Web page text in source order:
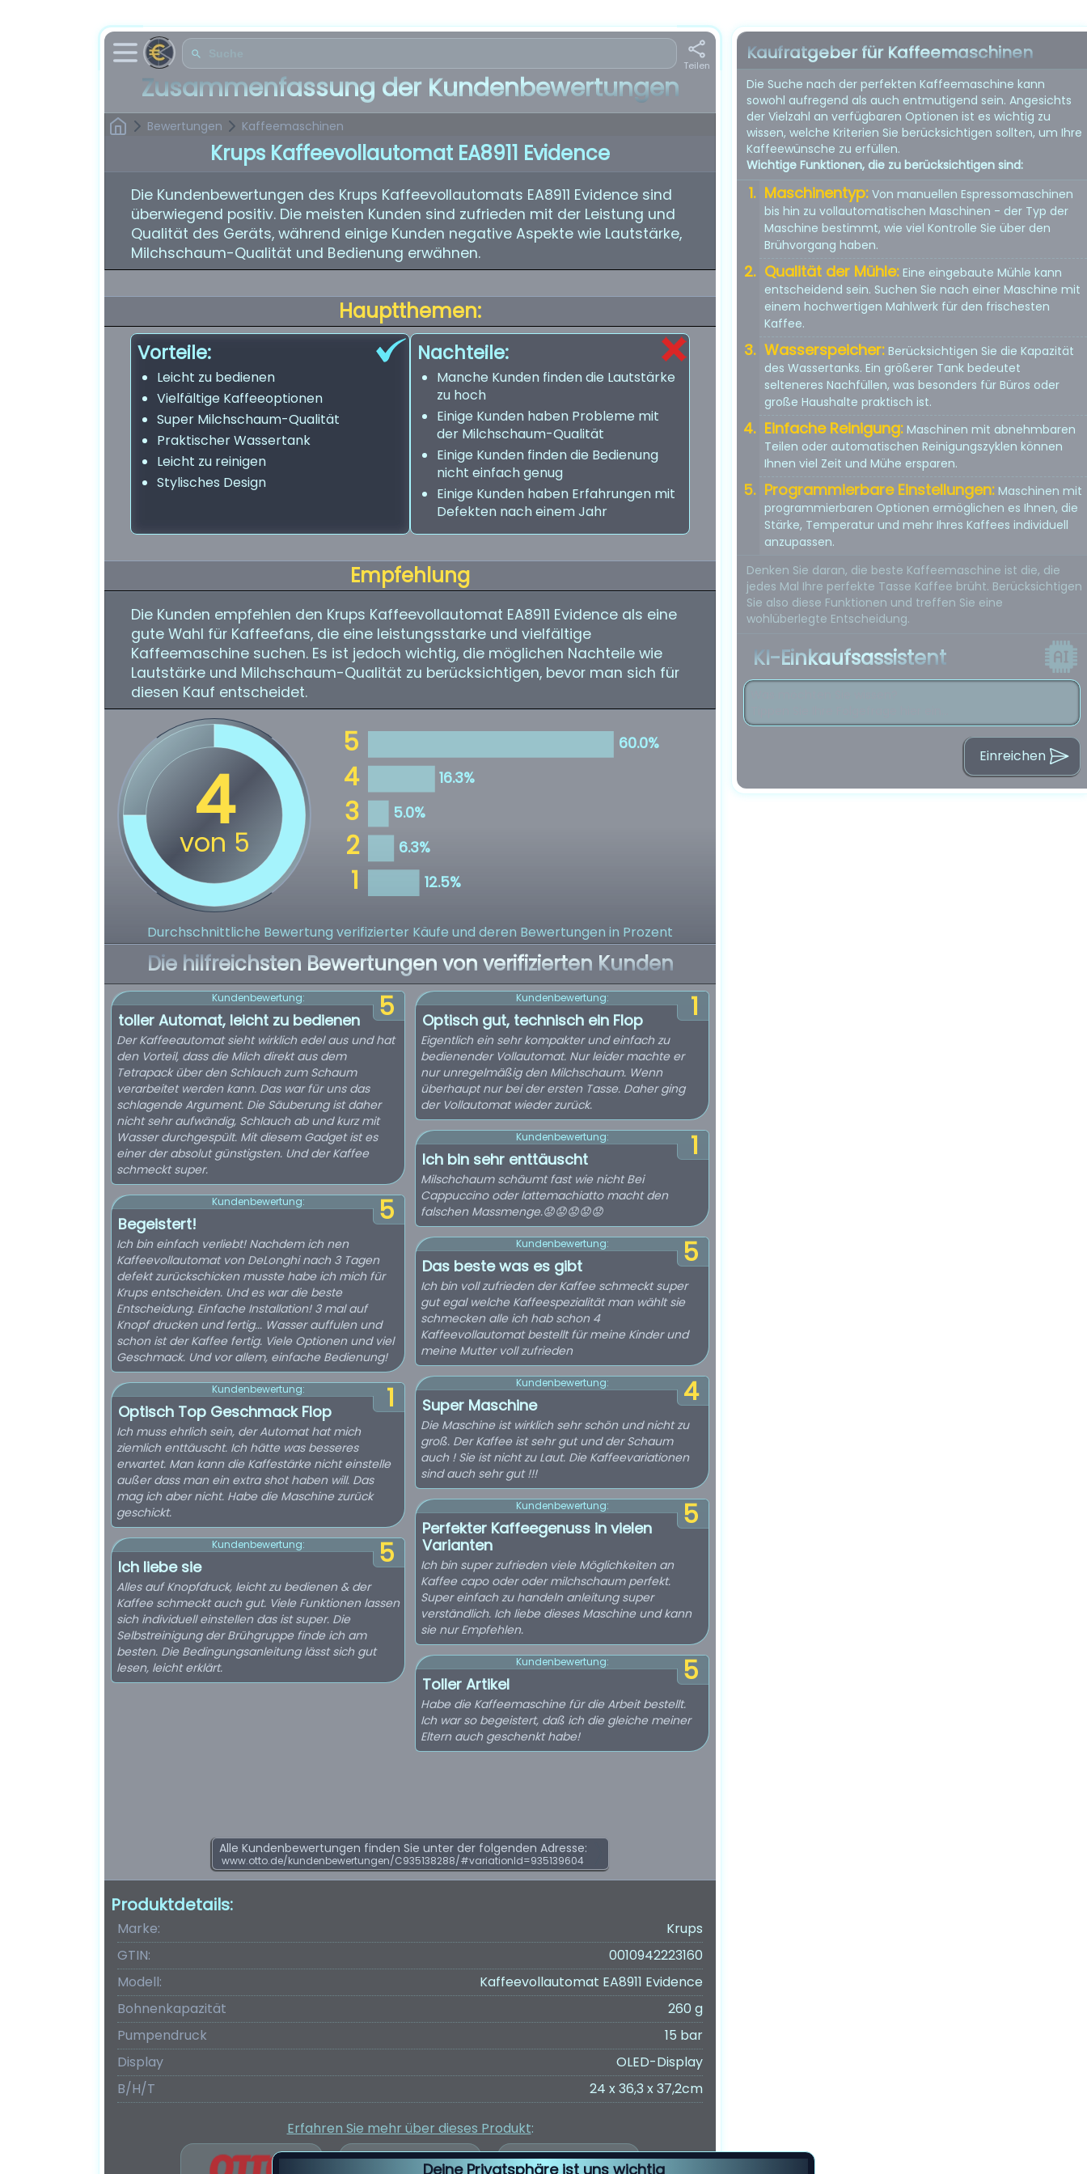
Deine Privatsphäre ist uns wichtig
Teilen
Zusammenfassung der Kundenbewertungen
Bewertungen Kaffeemaschinen
Krups Kaffeevollautomat EA8911 Evidence
Die Kundenbewertungen des Krups Kaffeevollautomats EA8911 Evidence sind
überwiegend positiv. Die meisten Kunden sind zufrieden mit der Leistung und
Qualität des Geräts, während einige Kunden negative Aspekte wie Lautstärke,
Milchschaum-Qualität und Bedienung erwähnen.
Hauptthemen:
Vorteile:
Leicht zu bedienen
Vielfältige Kaffeeoptionen
Super Milchschaum-Qualität
Praktischer Wassertank
Leicht zu reinigen
Stylisches Design
Nachteile:
Manche Kunden finden die Lautstärke
zu hoch
Einige Kunden haben Probleme mit
der Milchschaum-Qualität
Einige Kunden finden die Bedienung
nicht einfach genug
Einige Kunden haben Erfahrungen mit
Defekten nach einem Jahr
Empfehlung
Die Kunden empfehlen den Krups Kaffeevollautomat EA8911 Evidence als eine
gute Wahl für Kaffeefans, die eine leistungsstarke und vielfältige
Kaffeemaschine suchen. Es ist jedoch wichtig, die möglichen Nachteile wie
Lautstärke und Milchschaum-Qualität zu berücksichtigen, bevor man sich für
diesen Kauf entscheidet.
Durchschnittliche Bewertung verifizierter Käufe und deren Bewertungen in Prozent
Die hilfreichsten Bewertungen von verifizierten Kunden
5
Kundenbewertung:
toller Automat, leicht zu bedienen
Der Kaffeeautomat sieht wirklich edel aus und hat
den Vorteil, dass die Milch direkt aus dem
Tetrapack über den Schlauch zum Schaum
verarbeitet werden kann. Das war für uns das
schlagende Argument. Die Säuberung ist daher
nicht sehr aufwändig, Schlauch ab und kurz mit
Wasser durchgespült. Mit diesem Gadget ist es
einer der absolut günstigsten. Und der Kaffee
schmeckt super.
5
Kundenbewertung:
Begeistert!
Ich bin einfach verliebt! Nachdem ich nen
Kaffeevollautomat von DeLonghi nach 3 Tagen
defekt zurückschicken musste habe ich mich für
Krups entscheiden. Und es war die beste
Entscheidung. Einfache Installation! 3 mal auf
Knopf drucken und fertig... Wasser auffulen und
schon ist der Kaffee fertig. Viele Optionen und viel
Geschmack. Und vor allem, einfache Bedienung!
1
Kundenbewertung:
Optisch Top Geschmack Flop
Ich muss ehrlich sein, der Automat hat mich
ziemlich enttäuscht. Ich hätte was besseres
erwartet. Man kann die Kaffestärke nicht einstelle
außer dass man ein extra shot haben will. Das
mag ich aber nicht. Habe die Maschine zurück
geschickt.
5
Kundenbewertung:
Ich liebe sie
Alles auf Knopfdruck, leicht zu bedienen & der
Kaffee schmeckt auch gut. Viele Funktionen lassen
sich individuell einstellen das ist super. Die
Selbstreinigung der Brühgruppe finde ich am
besten. Die Bedingungsanleitung lässt sich gut
lesen, leicht erklärt.
1
Kundenbewertung:
Optisch gut, technisch ein Flop
Eigentlich ein sehr kompakter und einfach zu
bedienender Vollautomat. Nur leider machte er
nur unregelmäßig den Milchschaum. Wenn
überhaupt nur bei der ersten Tasse. Daher ging
der Vollautomat wieder zurück.
1
Kundenbewertung:
Ich bin sehr enttäuscht
Milschchaum schäumt fast wie nicht Bei
Cappuccino oder lattemachiatto macht den
falschen Massmenge.😟😟😟😟😟
5
Kundenbewertung:
Das beste was es gibt
Ich bin voll zufrieden der Kaffee schmeckt super
gut egal welche Kaffeespezialität man wählt sie
schmecken alle ich hab schon 4
Kaffeevollautomat bestellt für meine Kinder und
meine Mutter voll zufrieden
4
Kundenbewertung:
Super Maschine
Die Maschine ist wirklich sehr schön und nicht zu
groß. Der Kaffee ist sehr gut und der Schaum
auch ! Sie ist nicht zu Laut. Die Kaffeevariationen
sind auch sehr gut !!!
5
Kundenbewertung:
Perfekter Kaffeegenuss in vielen
Varianten
Ich bin super zufrieden viele Möglichkeiten an
Kaffee capo oder oder milchschaum perfekt.
Super einfach zu handeln anleitung super
verständlich. Ich liebe dieses Maschine und kann
sie nur Empfehlen.
5
Kundenbewertung:
Toller Artikel
Habe die Kaffeemaschine für die Arbeit bestellt.
Ich war so begeistert, daß ich die gleiche meiner
Eltern auch geschenkt habe!
Alle Kundenbewertungen finden Sie unter der folgenden Adresse:
www.otto.de/kundenbewertungen/C935138288/#variationId=935139604
Produktdetails:
Marke:
Krups
GTIN:
0010942223160
Modell:
Kaffeevollautomat EA8911 Evidence
Bohnenkapazität
260 g
Pumpendruck
15 bar
Display
OLED-Display
B/H/T
24 x 36,3 x 37,2cm
Erfahren Sie mehr über dieses Produkt:
Kaufratgeber für Kaffeemaschinen
Die Suche nach der perfekten Kaffeemaschine kann
sowohl aufregend als auch entmutigend sein. Angesichts
der Vielzahl an verfügbaren Optionen ist es wichtig zu
wissen, welche Kriterien Sie berücksichtigen sollten, um Ihre
Kaffeewünsche zu erfüllen.
Wichtige Funktionen, die zu berücksichtigen sind:
Maschinentyp: Von manuellen Espressomaschinen
bis hin zu vollautomatischen Maschinen - der Typ der
Maschine bestimmt, wie viel Kontrolle Sie über den
Brühvorgang haben.
Qualität der Mühle: Eine eingebaute Mühle kann
entscheidend sein. Suchen Sie nach einer Maschine mit
einem hochwertigen Mahlwerk für den frischesten
Kaffee.
Wasserspeicher: Berücksichtigen Sie die Kapazität
des Wassertanks. Ein größerer Tank bedeutet
selteneres Nachfüllen, was besonders für Büros oder
große Haushalte praktisch ist.
Einfache Reinigung: Maschinen mit abnehmbaren
Teilen oder automatischen Reinigungszyklen können
Ihnen viel Zeit und Mühe ersparen.
Programmierbare Einstellungen: Maschinen mit
programmierbaren Optionen ermöglichen es Ihnen, die
Stärke, Temperatur und mehr Ihres Kaffees individuell
anzupassen.
Denken Sie daran, die beste Kaffeemaschine ist die, die
jedes Mal Ihre perfekte Tasse Kaffee brüht. Berücksichtigen
Sie also diese Funktionen und treffen Sie eine
wohlüberlegte Entscheidung.
KI-Einkaufsassistent
Einreichen